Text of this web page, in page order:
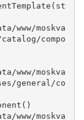
compo
general/co